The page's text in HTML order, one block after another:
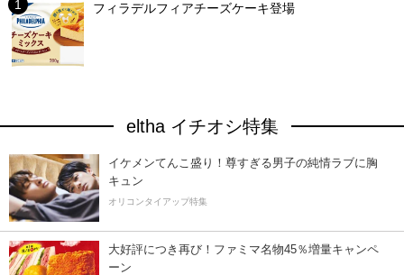
フィラデルフィアチーズケーキ登場
eltha イチオシ特集
イケメンてんこ盛り！尊すぎる男子の純情ラブに胸
キュン
オリコンタイアップ特集
大好評につき再び！ファミマ名物45％増量キャンペ
ーン